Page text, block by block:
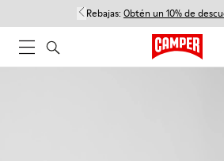
Rebajas: Obtén un 10% de